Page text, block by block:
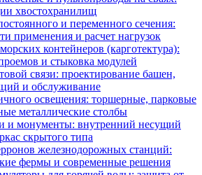
хвостохранилищ
и переменного сечения:
применения и расчет нагрузок
контейнеров (карготектура):
и стыковка модулей
связи: проектирование башен,
и обслуживание
освещения: торшерные, парковые
металлические столбы
и монументы: внутренний несущий
скрытого типа
железнодорожных станций:
фермы и современные решения